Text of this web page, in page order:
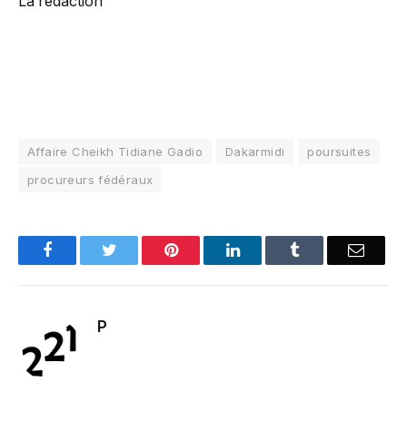
Affaire Cheikh Tidiane Gadio Dakarmidi
poursuites
procureurs fédéraux
FacebookTwitter Pinterest LinkedInTumblr Email
P